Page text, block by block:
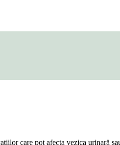
care pot afecta vezica urinară